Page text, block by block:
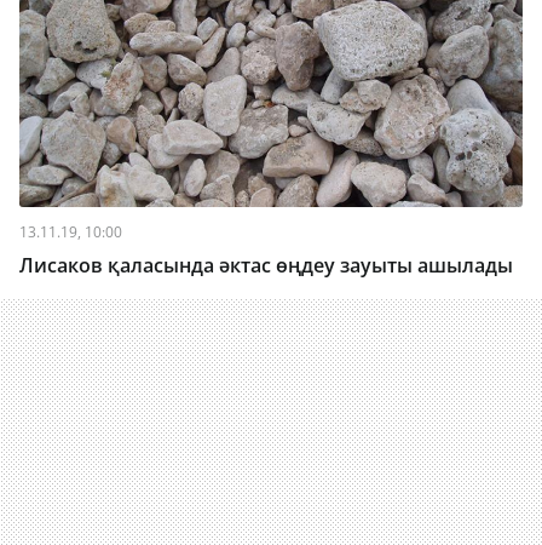
13.11.19, 10:00
Лисаков қаласында әктас өңдеу зауыты ашылады